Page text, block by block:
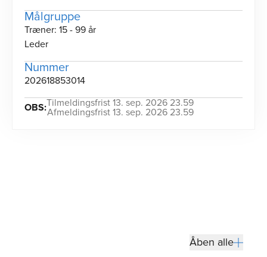
Åben alle
Målgruppe
Træner: 15 - 99 år
Leder
Nummer
202618853014
OBS:Tilmeldingsfrist 13. sep. 2026 23.59
Afmeldingsfrist 13. sep. 2026 23.59